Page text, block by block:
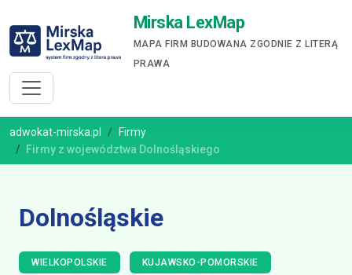
Mirska LexMap
MAPA FIRM BUDOWANA ZGODNIE Z LITERĄ
PRAWA
adwokat-mirska.pl
Firmy
Firmy z województwa Dolnośląskiego
Dolnośląskie
WIELKOPOLSKIE KUJAWSKO-POMORSKIE